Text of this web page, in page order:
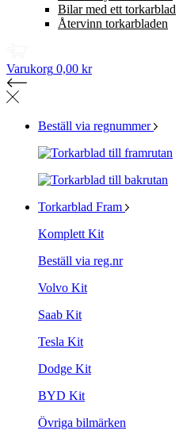
Bilar med ett torkarblad
Återvinn torkarbladen
Varukorg 0,00 kr
Beställ via regnummer
Torkarblad Fram
Komplett Kit
Beställ via reg.nr
Volvo Kit
Saab Kit
Tesla Kit
Dodge Kit
BYD Kit
Övriga bilmärken